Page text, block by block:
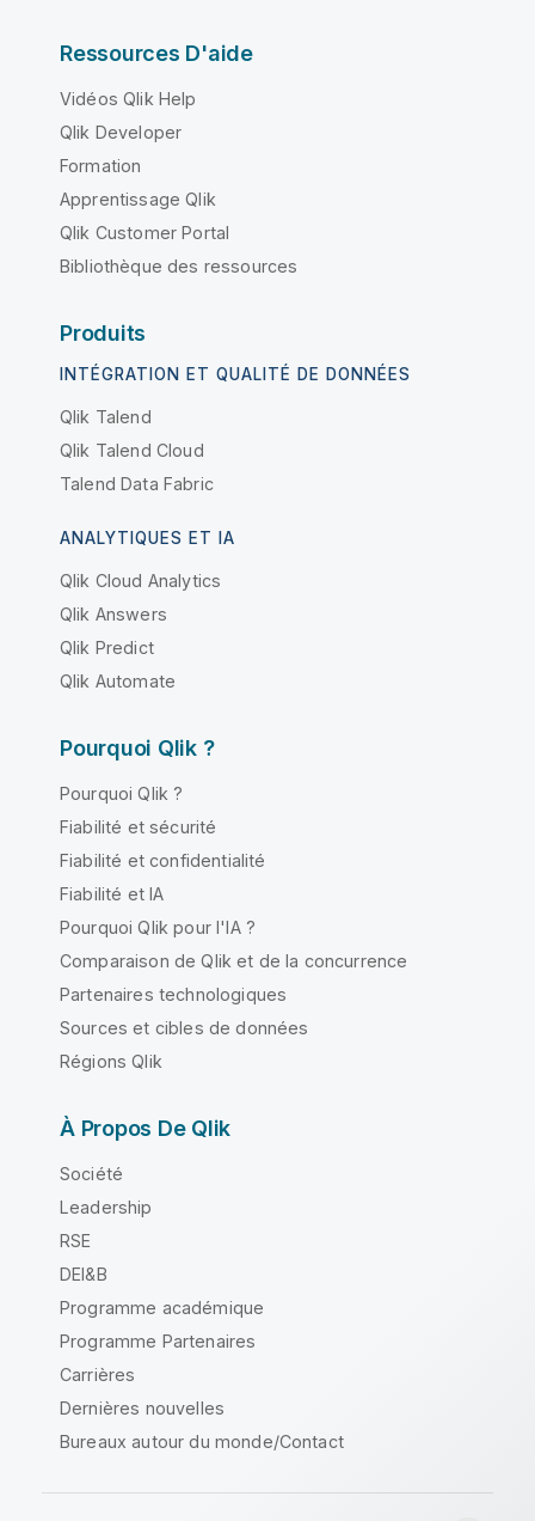
Ressources D'aide
Vidéos Qlik Help
Qlik Developer
Formation
Apprentissage Qlik
Qlik Customer Portal
Bibliothèque des ressources
Produits
INTÉGRATION ET QUALITÉ DE DONNÉES
Qlik Talend
Qlik Talend Cloud
Talend Data Fabric
ANALYTIQUES ET IA
Qlik Cloud Analytics
Qlik Answers
Qlik Predict
Qlik Automate
Pourquoi Qlik ?
Pourquoi Qlik ?
Fiabilité et sécurité
Fiabilité et confidentialité
Fiabilité et IA
Pourquoi Qlik pour l'IA ?
Comparaison de Qlik et de la concurrence
Partenaires technologiques
Sources et cibles de données
Régions Qlik
À Propos De Qlik
Société
Leadership
RSE
DEI&B
Programme académique
Programme Partenaires
Carrières
Dernières nouvelles
Bureaux autour du monde/Contact